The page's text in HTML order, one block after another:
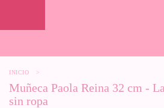
INICIO >
Muñeca Paola Reina 32 cm -
sin ropa